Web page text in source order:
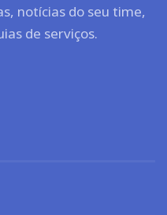
notícias do seu time,
de serviços.